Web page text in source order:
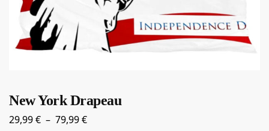
New York Drapeau
29,99€ – 79,99€